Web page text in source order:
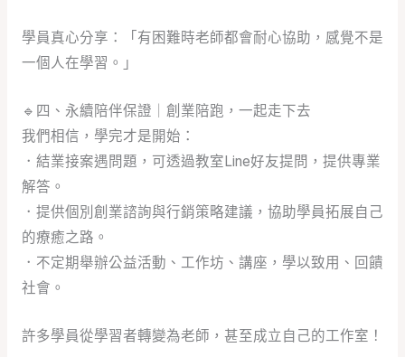
學員真心分享：「有困難時老師都會耐心協助，感覺不是
一個人在學習。」
🔹 四、永續陪伴保證｜創業陪跑，一起走下去
我們相信，學完才是開始：
．結業接案遇問題，可透過教室Line好友提問，提供專業
解答。
．提供個別創業諮詢與行銷策略建議，協助學員拓展自己
的療癒之路。
．不定期舉辦公益活動、工作坊、講座，學以致用、回饋
社會。
許多學員從學習者轉變為老師，甚至成立自己的工作室！